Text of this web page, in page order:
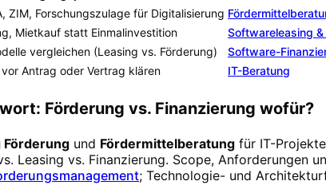
ZIM, Forschungszulage für Digitalisierung
Mietkauf statt Einmalinvestition
Softwareleasing
vergleichen (Leasing vs. Förderung)
Software-
Antrag oder Vertrag klären
IT-Beratung
Förderung vs. Finanzierung wofür?
Förderung und Fördermittelberatung für IT-
Leasing vs. Finanzierung. Scope, Anforderungen
; Technologie- und